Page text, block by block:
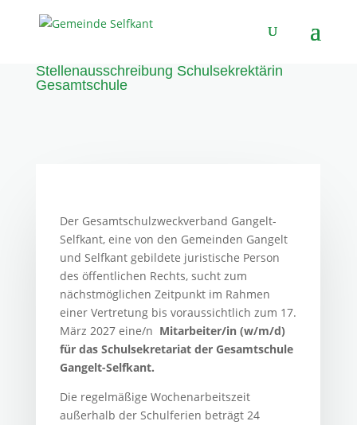
Stellenausschreibung Schulsekrektärin
Gesamtschule
Der Gesamtschulzweckverband Gangelt-
Selfkant, eine von den Gemeinden Gangelt
und Selfkant gebildete juristische Person
des öffentlichen Rechts, sucht zum
nächstmöglichen Zeitpunkt im Rahmen
einer Vertretung bis voraussichtlich zum 17.
März 2027 eine/n Mitarbeiter/in (w/m/d)
für das Schulsekretariat der Gesamtschule
Gangelt-Selfkant.
Die regelmäßige Wochenarbeitszeit
außerhalb der Schulferien beträgt 24